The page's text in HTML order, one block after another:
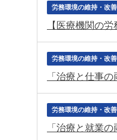
労務環境の維持・改善
【医療機関の
労務環境の維持・改善
「治療と仕事
労務環境の維持・改善
「治療と就業